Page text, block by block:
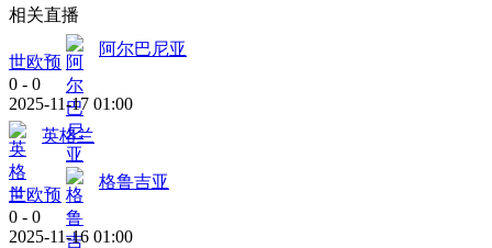
相关直播
世欧预
阿尔巴尼亚
0 - 0
2025-11-17 01:00
英格兰
世欧预
格鲁吉亚
0 - 0
2025-11-16 01:00